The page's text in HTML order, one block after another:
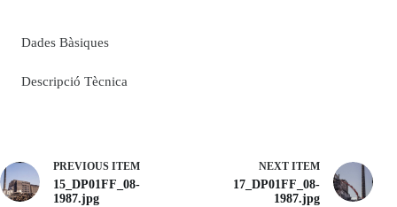
Dades Bàsiques
Descripció Tècnica
PREVIOUS ITEM
15_DP01FF_08-
1987.jpg
NEXT ITEM
17_DP01FF_08-
1987.jpg